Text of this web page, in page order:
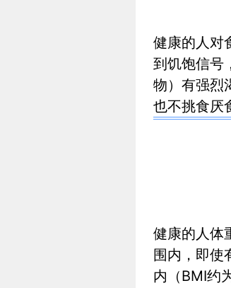
健康的人对
到饥饱信号
物）有强烈
也不挑食厌
健康的人体
围内，即使
内（BMI约